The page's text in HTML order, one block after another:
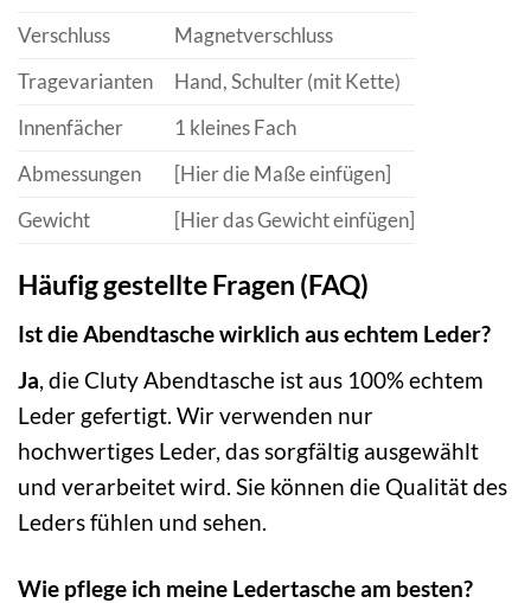
Verschluss
Magnetverschluss
Tragevarianten
Hand, Schulter (mit Kette)
Innenfächer
1 kleines Fach
Abmessungen
[Hier die Maße einfügen]
Gewicht
[Hier das Gewicht einfügen]
Häufig gestellte Fragen (FAQ)
Ist die Abendtasche wirklich aus echtem Leder?
Ja, die Cluty Abendtasche ist aus 100% echtem
Leder gefertigt. Wir verwenden nur
hochwertiges Leder, das sorgfältig ausgewählt
und verarbeitet wird. Sie können die Qualität des
Leders fühlen und sehen.
Wie pflege ich meine Ledertasche am besten?